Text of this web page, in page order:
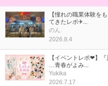
【憧れの職業体験を
てきたレポ✈...
のん
2026.8.4
【イベントレポ❤】
…青春がよみ...
Yukika
2026.7.17